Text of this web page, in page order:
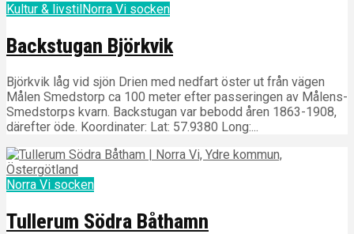
Kultur & livstilNorra Vi socken
Backstugan Björkvik
Björkvik låg vid sjön Drien med nedfart öster ut från vägen
Målen Smedstorp ca 100 meter efter passeringen av Målens-
Smedstorps kvarn. Backstugan var bebodd åren 1863-1908,
därefter öde. Koordinater: Lat: 57.9380 Long:...
Norra Vi socken
Tullerum Södra Båthamn